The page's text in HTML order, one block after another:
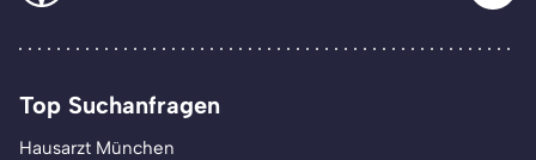
Top Suchanfragen
Hausarzt München